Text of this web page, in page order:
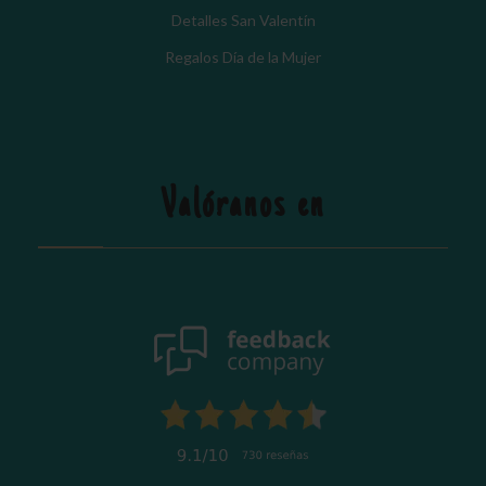
Detalles San Valentín
Regalos Día de la Mujer
Valóranos en